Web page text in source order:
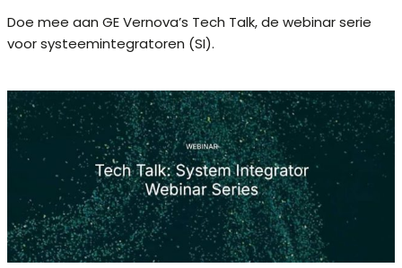
Doe mee aan GE Vernova’s Tech Talk, de webinar serie
voor systeemintegratoren (SI).